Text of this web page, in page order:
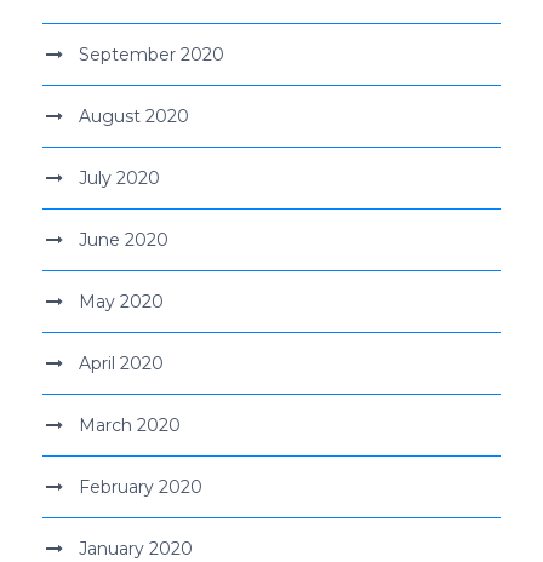
September 2020
August 2020
July 2020
June 2020
May 2020
April 2020
March 2020
February 2020
January 2020